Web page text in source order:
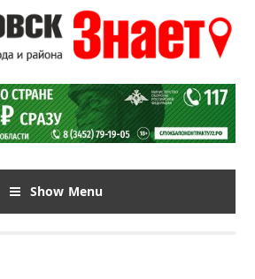
Show Menu